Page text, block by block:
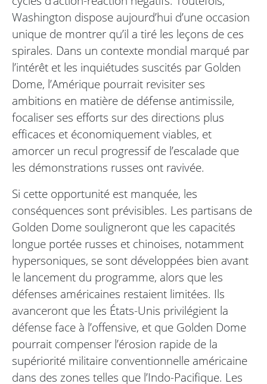
Washington dispose aujourd’hui d’une occasion
unique de montrer qu’il a tiré les leçons de ces
spirales. Dans un contexte mondial marqué par
l’intérêt et les inquiétudes suscités par Golden
Dome, l’Amérique pourrait revisiter ses
ambitions en matière de défense antimissile,
focaliser ses efforts sur des directions plus
efficaces et économiquement viables, et
amorcer un recul progressif de l’escalade que
les démonstrations russes ont ravivée.
Si cette opportunité est manquée, les
conséquences sont prévisibles. Les partisans de
Golden Dome souligneront que les capacités
longue portée russes et chinoises, notamment
hypersoniques, se sont développées bien avant
le lancement du programme, alors que les
défenses américaines restaient limitées. Ils
avanceront que les États-Unis privilégient la
défense face à l’offensive, et que Golden Dome
pourrait compenser l’érosion rapide de la
supériorité militaire conventionnelle américaine
dans des zones telles que l’Indo-Pacifique. Les